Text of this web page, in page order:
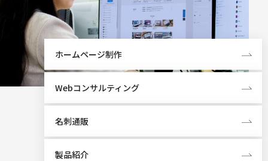
ホームページ制作
Webコンサルティング
名刺通販
製品紹介